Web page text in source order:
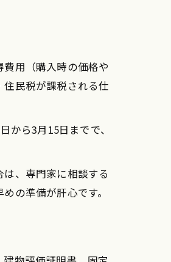
用（購入時の価格や
民税が課税される仕
ら3月15日までで、
、専門家に相談する
の準備が肝心です。